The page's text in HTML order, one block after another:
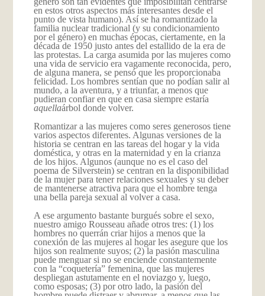
en estos otros aspectos más interesantes desde el
punto de vista humano). Así se ha romantizado la
familia nuclear tradicional (y su condicionamiento
por el género) en muchas épocas, ciertamente, en la
década de 1950 justo antes del estallido de la era de
las protestas. La carga asumida por las mujeres como
una vida de servicio era vagamente reconocida, pero,
de alguna manera, se pensó que les proporcionaba
felicidad. Los hombres sentían que no podían salir al
mundo, a la aventura, y a triunfar, a menos que
pudieran confiar en que en casa siempre estaría
aquellaárbol donde volver.
Romantizar a las mujeres como seres generosos tiene
varios aspectos diferentes. Algunas versiones de la
historia se centran en las tareas del hogar y la vida
doméstica, y otras en la maternidad y en la crianza
de los hijos. Algunos (aunque no es el caso del
poema de Silverstein) se centran en la disponibilidad
de la mujer para tener relaciones sexuales y su deber
de mantenerse atractiva para que el hombre tenga
una bella pareja sexual al volver a casa.
A ese argumento bastante burgués sobre el sexo,
nuestro amigo Rousseau añade otros tres: (1) los
hombres no querrán criar hijos a menos que la
conexión de las mujeres al hogar les asegure que los
hijos son realmente suyos; (2) la pasión masculina
puede menguar si no se enciende constantemente
con la “coquetería” femenina, que las mujeres
despliegan astutamente en el noviazgo y, luego,
como esposas; (3) por otro lado, la pasión del